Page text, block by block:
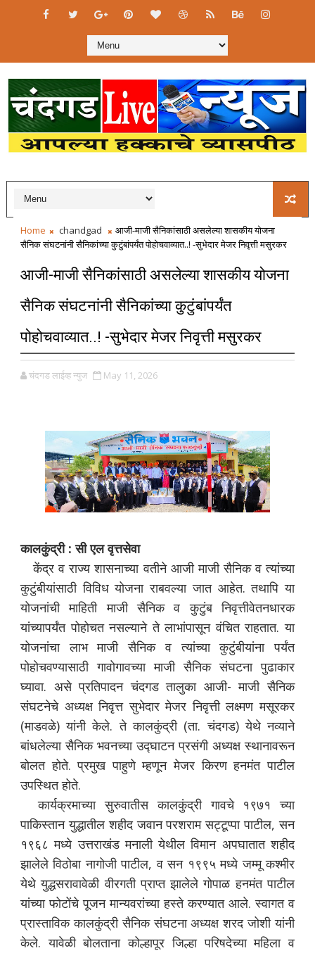
Home chandgad
आजी-माजी सैनिकांसाठी असलेल्या शासकीय योजना
सैनिक संघटनांनी सैनिकांच्या कुटुंबांपर्यंत पोहोचवाव्यात..! -सुभेदार मेजर निवृत्ती मसुरकर
आजी-माजी सैनिकांसाठी असलेल्या शासकीय योजना
सैनिक संघटनांनी सैनिकांच्या कुटुंबांपर्यंत
पोहोचवाव्यात..! -सुभेदार मेजर निवृत्ती मसुरकर
चंदगड लाईव्ह न्युज May 11, 2026
कालकुंद्री : सी एल वृत्तसेवा
केंद्र व राज्य शासनाच्या वतीने आजी माजी सैनिक व त्यांच्या
कुटुंबीयांसाठी विविध योजना राबवल्या जात आहेत. तथापि या
योजनांची माहिती माजी सैनिक व कुटुंब निवृत्तीवेतनधारक
यांच्यापर्यंत पोहोचत नसल्याने ते लाभांपासून वंचित राहतात. या
योजनांचा लाभ माजी सैनिक व त्यांच्या कुटुंबीयांना पर्यंत
पोहोचवण्यासाठी गावोगावच्या माजी सैनिक संघटना पुढाकार
घ्यावा. असे प्रतिपादन चंदगड तालुका आजी- माजी सैनिक
संघटनेचे अध्यक्ष निवृत्त सुभेदार मेजर निवृत्ती लक्ष्मण मसूरकर
(माडवळे) यांनी केले. ते कालकुंद्री (ता. चंदगड) येथे नव्याने
बांधलेल्या सैनिक भवनच्या उद्घाटन प्रसंगी अध्यक्ष स्थानावरून
बोलत होते. प्रमुख पाहुणे म्हणून मेजर किरण हनमंत पाटील
उपस्थित होते.
कार्यक्रमाच्या सुरुवातीस कालकुंद्री गावचे १९७१ च्या
पाकिस्तान युद्धातील शहीद जवान परशराम सट्टूप्पा पाटील, सन
१९६८ मध्ये उत्तराखंड मनाली येथील विमान अपघातात शहीद
झालेले विठोबा नागोजी पाटील, व सन १९९५ मध्ये जम्मू कश्मीर
येथे युद्धसरावावेळी वीरगती प्राप्त झालेले गोपाळ हनमंत पाटील
यांच्या फोटोंचे पूजन मान्यवरांच्या हस्ते करण्यात आले. स्वागत व
प्रास्ताविक कालकुंद्री सैनिक संघटना अध्यक्ष शरद जोशी यांनी
केले. यावेळी बोलताना कोल्हापूर जिल्हा परिषदेच्या महिला व